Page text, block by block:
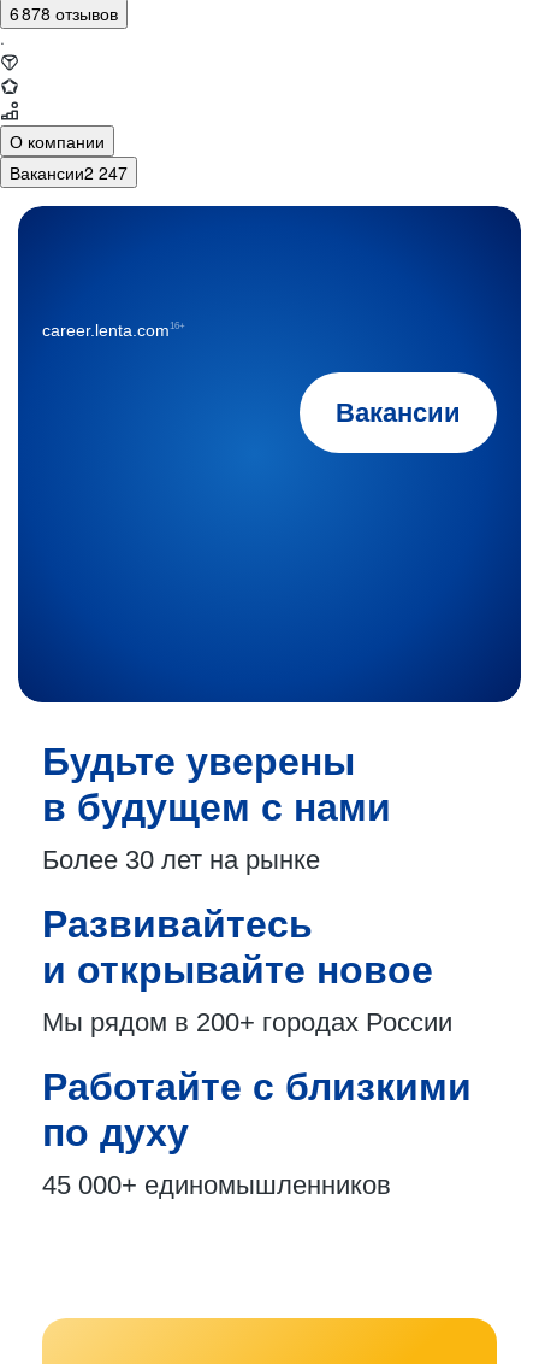
6 878 отзывов
·
О компании
Вакансии2 247
Вакансии
career.lenta.com16+
Будьте уверены
в будущем с нами
Более 30 лет на рынке
Развивайтесь
и открывайте новое
Мы рядом в 200+ городах России
Работайте с близкими
по духу
45 000+ единомышленников